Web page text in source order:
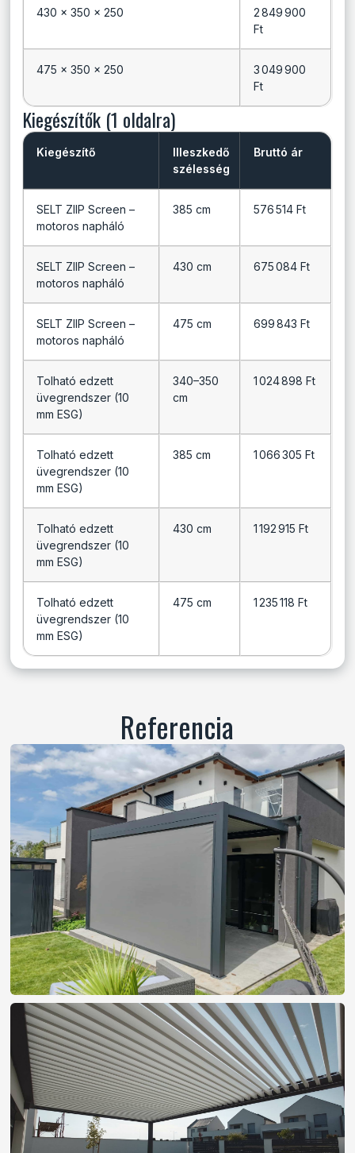
430 × 350 × 250
2 849 900
Ft
475 × 350 × 250
3 049 900
Ft
Kiegészítők (1 oldalra)
Kiegészítő
Illeszkedő
szélesség
Bruttó ár
SELT ZIIP Screen –
motoros napháló
385 cm 576 514 Ft
SELT ZIIP Screen –
motoros napháló
430 cm 675 084 Ft
SELT ZIIP Screen –
motoros napháló
475 cm 699 843 Ft
Tolható edzett
üvegrendszer (10
mm ESG)
340–350
cm
1 024 898 Ft
Tolható edzett
üvegrendszer (10
mm ESG)
385 cm 1 066 305 Ft
Tolható edzett
üvegrendszer (10
mm ESG)
430 cm 1 192 915 Ft
Tolható edzett
üvegrendszer (10
mm ESG)
475 cm 1 235 118 Ft
Referencia